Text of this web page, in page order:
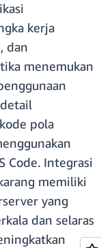
kerja
dan
menemukan
pola
Code. Integrasi
memiliki
yang
dan selaras